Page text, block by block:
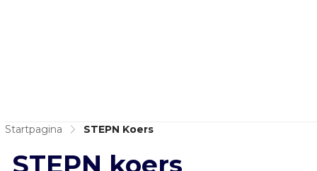
Startpagina STEPN Koers
STEPN koers